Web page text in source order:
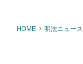
HOME 明法ニュース